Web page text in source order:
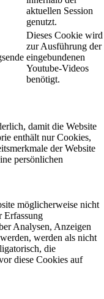
aktuellen Session
genutzt.
Dieses Cookie wird
zur Ausführung der
eingebundenen
Youtube-Videos
benötigt.
damit die Website
enthält nur Cookies,
der Website
persönlichen
möglicherweise nicht
Erfassung
Analysen, Anzeigen
werden als nicht
die
diese Cookies auf